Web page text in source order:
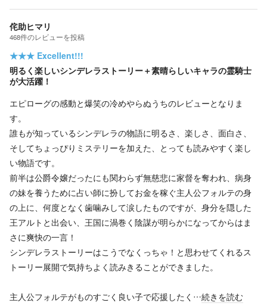
侘助ヒマリ
468件のレビューを投稿
★★★ Excellent!!!
明るく楽しいシンデレラストーリー＋素晴らしいキャラの霊騎士
が大活躍！
エピローグの感動と爆笑の冷めやらぬうちのレビューとなりま
す。
誰もが知っているシンデレラの物語に明るさ、楽しさ、面白さ、
そしてちょっぴりミステリーを加えた、とっても読みやすく楽し
い物語です。
前半は公爵令嬢だったにも関わらず無慈悲に家督を奪われ、病身
の妹を養うために占い師に扮してお金を稼ぐ主人公フォルテの身
の上に、何度となく歯噛みして涙したものですが、身分を隠した
王アルトと出会い、王国に渦巻く陰謀が明らかになってからはま
さに爽快の一言！
シンデレラストーリーはこうでなくっちゃ！と思わせてくれるス
トーリー展開で気持ちよく読みきることができました。
主人公フォルテがものすごく良い子で応援したく…続きを読む